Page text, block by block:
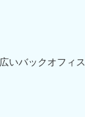
いバックオフィス